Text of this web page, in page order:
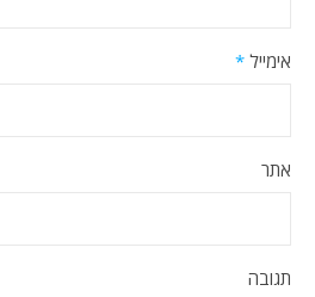
אימייל *
אתר
תגובה